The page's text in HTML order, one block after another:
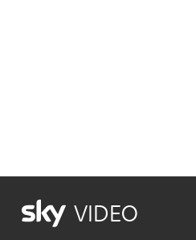
VIDEO